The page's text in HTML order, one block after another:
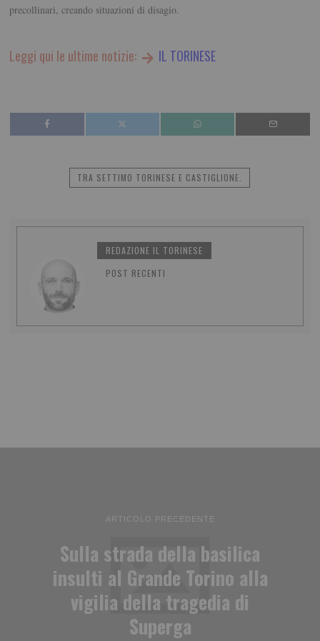
precollinari, creando situazioni di disagio.
Leggi qui le ultime notizie: IL TORINESE
TRA SETTIMO TORINESE E CASTIGLIONE.
REDAZIONE IL TORINESE
POST RECENTI
ARTICOLO PRECEDENTE
Sulla strada della basilica
insulti al Grande Torino alla
vigilia della tragedia di
Superga